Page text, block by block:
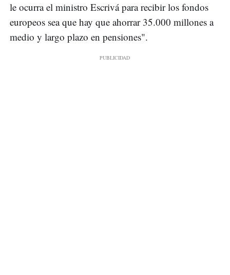
le ocurra el ministro Escrivá para recibir los fondos
europeos sea que hay que ahorrar 35.000 millones a
medio y largo plazo en pensiones".